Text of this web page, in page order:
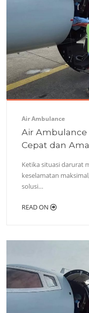
Air Ambulance
Air Ambulance
Cepat dan
Ketika situasi darurat
keselamatan
solusi…
READ ON